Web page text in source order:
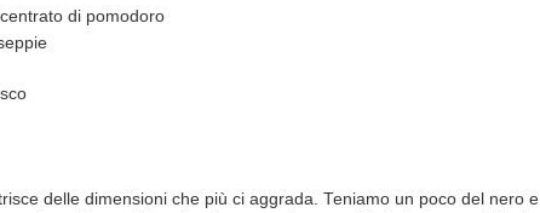
di pomodoro
delle dimensioni che più ci aggrada. Teniamo un poco del nero e